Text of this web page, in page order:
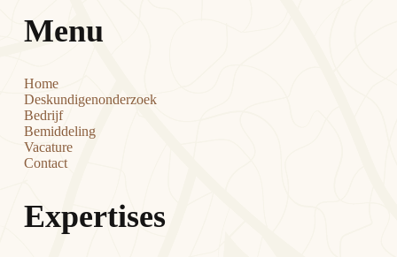
Menu
Home
Deskundigenonderzoek
Bedrijf
Bemiddeling
Vacature
Contact
Expertises